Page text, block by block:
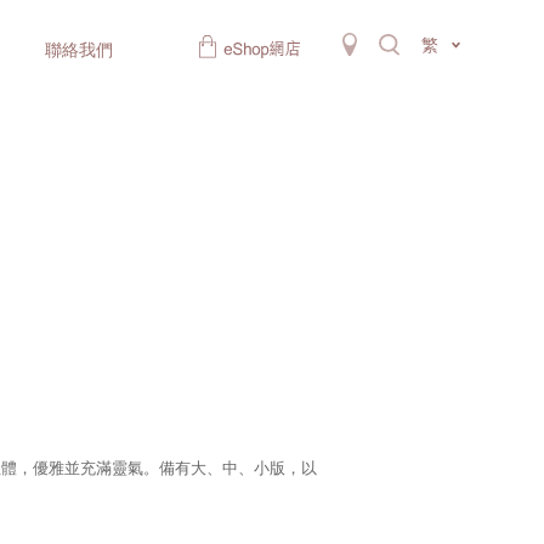
聯絡我們 繁
，優雅並充滿靈氣。備有大、中、小版，以